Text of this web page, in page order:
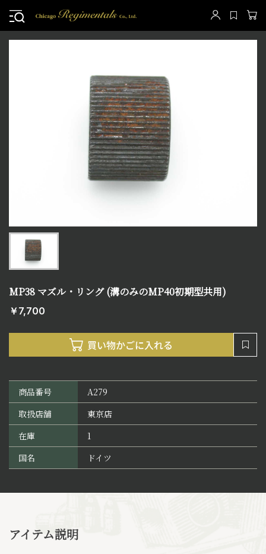
MP38 マズル・リング (溝のみのMP40初期型共用)
￥7,700
商品番号
A279
取扱店舗
東京店
在庫
1
国名
ドイツ
アイテム説明